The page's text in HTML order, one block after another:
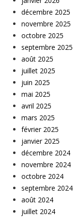
décembre 2025
novembre 2025
octobre 2025
septembre 2025
août 2025
juillet 2025
juin 2025
mai 2025
avril 2025
mars 2025
février 2025
janvier 2025
décembre 2024
novembre 2024
octobre 2024
septembre 2024
août 2024
juillet 2024